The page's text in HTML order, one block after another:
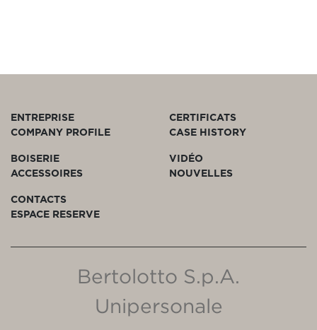
ENTREPRISE
COMPANY PROFILE
CERTIFICATS
CASE HISTORY
BOISERIE
ACCESSOIRES
VIDÉO
NOUVELLES
CONTACTS
ESPACE RESERVE
Bertolotto S.p.A.
Unipersonale